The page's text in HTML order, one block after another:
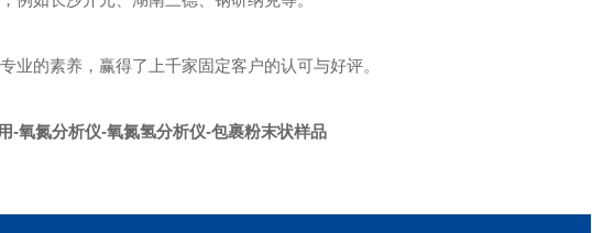
的素养，赢得了上千家固定客户的认可与好评。
-氧氮分析仪-氧氮氢分析仪-包裹粉末状样品